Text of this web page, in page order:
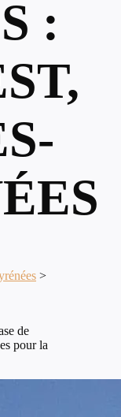
:
>
de
pour la